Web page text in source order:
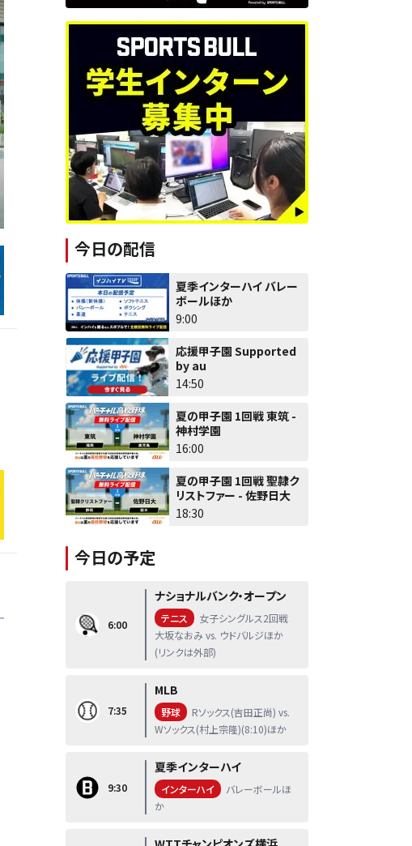
今日の配信
夏季インターハイ バレー
ボールほか
9:00
応援甲子園 Supported
by au
14:50
夏の甲子園 1回戦 東筑 -
神村学園
16:00
夏の甲子園 1回戦 聖隷ク
リストファー - 佐野日大
18:30
今日の予定
6:00
ナショナルバンク・オープン
テニス
女子シングルス2回戦
大坂なおみ vs. ウドバルジほか
(リンクは外部)
7:35
MLB
野球
Rソックス(吉田正尚) vs.
Wソックス(村上宗隆)(8:10)ほか
9:30
夏季インターハイ
インターハイ
バレーボールほ
か